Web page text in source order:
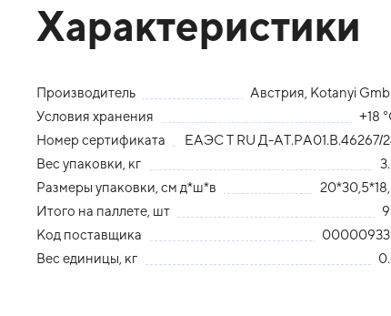
Характеристики
Производитель Австрия, Kotanyi
Условия хранения
+18
Номер сертификата
ЕАЭС Т RU Д-АТ.РА01.В.46267/
Вес упаковки, кг
Размеры упаковки, см д*ш*в
Итого на паллете, шт
Код поставщика
Вес единицы, кг